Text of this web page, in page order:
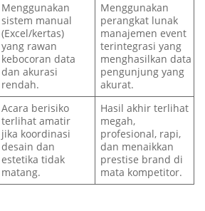
Menggunakan
sistem manual
(Excel/kertas)
yang rawan
kebocoran data
dan akurasi
rendah.
Menggunakan
perangkat lunak
manajemen event
terintegrasi yang
menghasilkan data
pengunjung yang
akurat.
Acara berisiko
terlihat amatir
jika koordinasi
desain dan
estetika tidak
matang.
Hasil akhir terlihat
megah,
profesional, rapi,
dan menaikkan
prestise brand di
mata kompetitor.